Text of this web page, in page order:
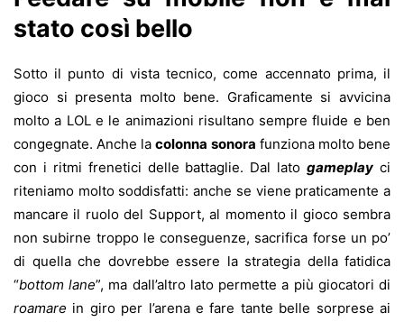
stato così bello
Sotto il punto di vista tecnico, come accennato prima, il
gioco si presenta molto bene. Graficamente si avvicina
molto a LOL e le animazioni risultano sempre fluide e ben
congegnate. Anche lacolonna sonora funziona molto bene
con i ritmi frenetici delle battaglie. Dal latogameplay ci
riteniamo molto soddisfatti: anche se viene praticamente a
mancare il ruolo del Support, al momento il gioco sembra
non subirne troppo le conseguenze, sacrifica forse un po’
di quella che dovrebbe essere la strategia della fatidica
“bottom lane”, ma dall’altro lato permette a più giocatori di
roamare in giro per l’arena e fare tante belle sorprese ai